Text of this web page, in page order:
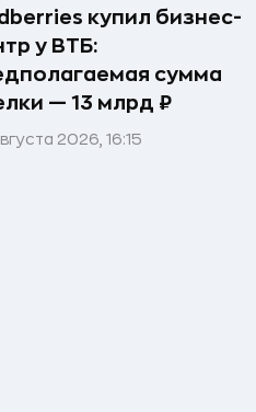
купил бизнес-
у ВТБ:
сумма
— 13 млрд ₽
2026, 16:15